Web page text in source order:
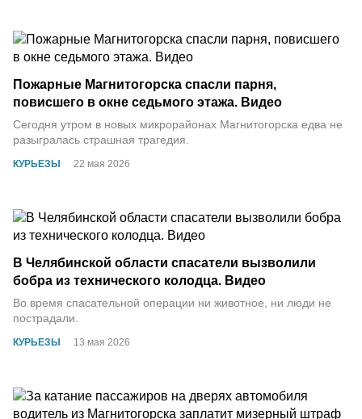
КУРЬЕЗЫ 22 мая 2026
Пожарные Магнитогорска спасли парня,
повисшего в окне седьмого этажа. Видео
Сегодня утром в новых микрорайонах Магнитогорска едва не
разыгралась страшная трагедия.
КУРЬЕЗЫ 13 мая 2026
В Челябинской области спасатели вызволили
бобра из технического колодца. Видео
Во время спасательной операции ни животное, ни люди не
пострадали.